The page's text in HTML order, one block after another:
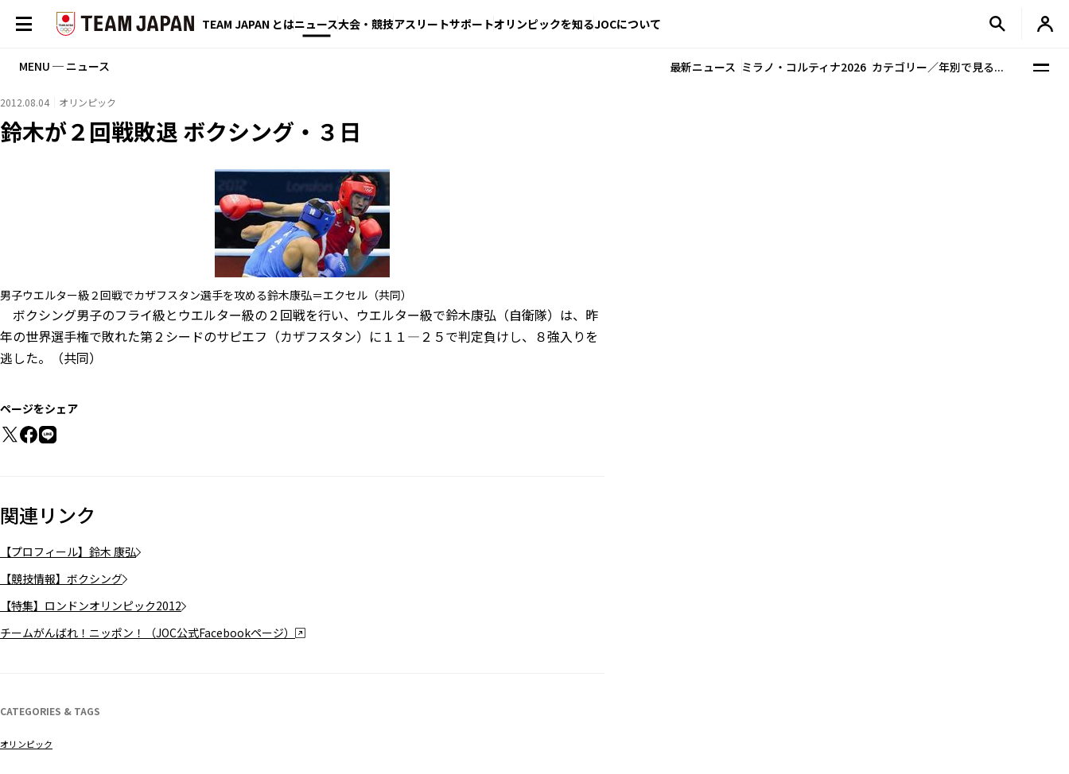
TEAM JAPAN とはニュース大会・競技アスリートサポートオリンピックを知るJOCについて
MENU ─ ニュース 最新ニュース ミラノ・コルティナ2026 カテゴリー／年別で見る...
2012.08.04 オリンピック
鈴木が２回戦敗退 ボクシング・３日
男子ウエルター級２回戦でカザフスタン選手を攻める鈴木康弘＝エクセル（共同）
ボクシング男子のフライ級とウエルター級の２回戦を行い、ウエルター級で鈴木康弘（自衛隊）は、昨
年の世界選手権で敗れた第２シードのサピエフ（カザフスタン）に１１―２５で判定負けし、８強入りを
逃した。（共同）
ページをシェア
関連リンク
【プロフィール】鈴木 康弘
【競技情報】ボクシング
【特集】ロンドンオリンピック2012
チームがんばれ！ニッポン！（JOC公式Facebookページ）
CATEGORIES & TAGS
オリンピック